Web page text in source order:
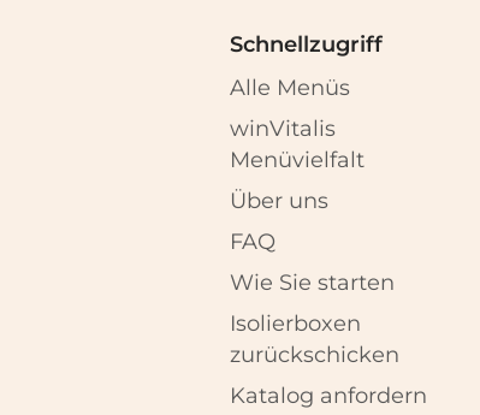
Schnellzugriff
Alle Menüs
winVitalis
Menüvielfalt
Über uns
FAQ
Wie Sie starten
Isolierboxen
zurückschicken
Katalog anfordern